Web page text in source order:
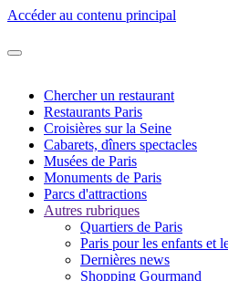
Accéder au contenu principal
Chercher un restaurant
Restaurants Paris
Croisières sur la Seine
Cabarets, dîners spectacles
Musées de Paris
Monuments de Paris
Parcs d'attractions
Autres rubriques
Quartiers de Paris
Paris pour les enfants et
Dernières news
Shopping Gourmand